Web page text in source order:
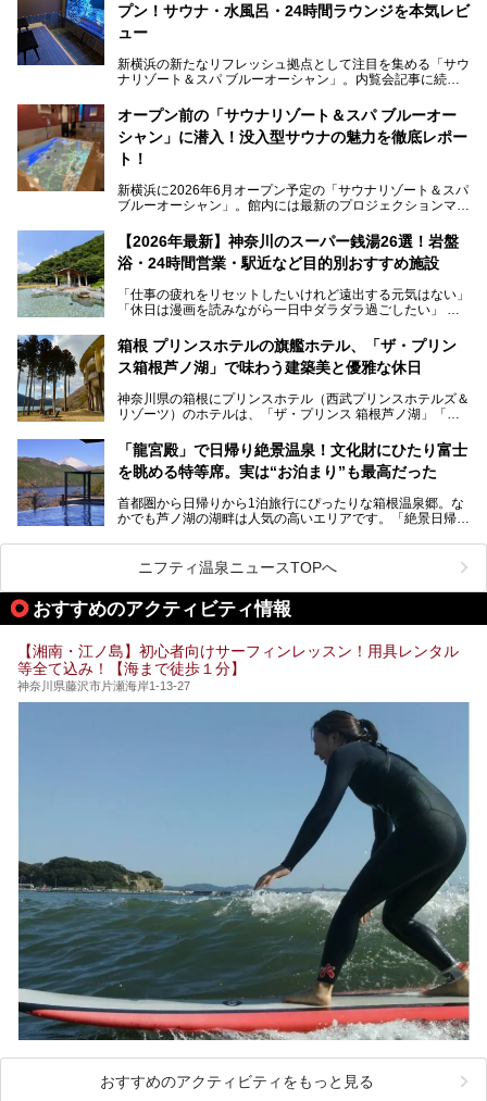
プン！サウナ・水風呂・24時間ラウンジを本気レビ
ュー
新横浜の新たなリフレッシュ拠点として注目を集める「サウ
ナリゾート＆スパ ブルーオーシャン」。内覧会記事に続
す。サウナや水風呂の気持ちよさはもちろん、リラックスス
ペースの過ごしやすさまで徹底チェック。新横浜エリアで日
常の疲れをリセットしたい人、ライブやスポーツ観戦遠征組
は必見です。
オープン前の「サウナリゾート＆スパ ブルーオー
シャン」に潜入！没入型サウナの魅力を徹底レポー
ト！
新横浜に2026年6月オープン予定の「サウナリゾート＆スパ
ブルーオーシャン」。館内には最新のプロジェクションマッ
的な“没入感（イマーシブ）”を体験できます。
今回は、そんな大注目の施設に一足先にお邪魔し、その全貌
を見学させていただきました！
サウナ室の中に咲き誇る桜、魚たちが泳ぐ水風呂、そしてバ
リのビーチを思わせる休憩スペース…。驚きの連続だった館
内の様子をレポートします！
【2026年最新】神奈川のスーパー銭湯26選！岩盤
浴・24時間営業・駅近など目的別おすすめ施設
「仕事の疲れをリセットしたいけれど遠出する元気はない」
「休日は漫画を読みながら一日中ダラダラ過ごしたい」
たい」
そんな「癒やされたい」という願いを叶えてくれるのが、神
神奈川県には、サウナや岩盤浴、一日中遊べるエンタメ施設
など、“非日常”を味わえるスーパー銭湯が数多く揃っていま
う」という人も多いはず。
そこで今回は、神奈川県内の人気施設26選を「安さ」「岩
業」「駅近」など、目的別に厳選して紹介します。
今の気分にぴったりの施設を見つけて、最高のリフレッシュ
箱根 プリンスホテルの旗艦ホテル、「ザ・プリン
ス箱根芦ノ湖」で味わう建築美と優雅な休日
神奈川県の箱根にプリンスホテル（西武プリンスホテルズ＆
リゾーツ）のホテルは、「ザ・プリンス 箱根芦ノ湖」「芦
「箱根仙石原プリンスホテル」と4軒あり、今回ご紹介する
「ザ・プリンス 箱根芦ノ湖」は、その中でもフラッグシッ
プ（旗艦）に位置づけられる特別なホテルです。
昭和の日本を代表する建築家の一人、村野藤吾が芦ノ湖の畔
に建てた桃源郷のようなホテルがここ。自家源泉の温泉や、
提供元：株式会社西武・プリンスホテルズワールドワイド
【PR】
この記事はザ・プリンス 箱根芦ノ湖のPR記事です。
「龍宮殿」で日帰り絶景温泉！文化財にひたり富士
を眺める特等席。実は“お泊まり”も最高だった
首都圏から日帰りから1泊旅行にぴったりな箱根温泉郷。な
かでも芦ノ湖の湖畔は人気の高いエリアです。「絶景日帰り
が楽しめるまさに眺望自慢の日帰り温泉。
そしてここは全24室の「箱根 芦ノ湖畔蛸川温泉 龍宮殿」と
して宿泊もできます。宿泊者は「龍宮殿本館」の営業時間に
加えて、朝6時からの宿泊者専用時間帯にも「龍宮殿本館」
のお風呂が利用できます。
今回は日帰り温泉としての「絶景日帰り温泉 龍宮殿本館
（以下、龍宮殿本館）」と、旅館としての「箱根 芦ノ湖畔
蛸川温泉 龍宮殿（以下、龍宮殿）」の両方の魅力をたっぷ
りお伝えします！
ここは箱根神社、九頭龍神社、白龍神社、箱根元宮と箱根の
4つの神社に囲まれたパワースポットです。
提供元：株式会社西武・プリンスホテルズワールドワイド
この記事は箱根 芦ノ湖畔蛸川温泉 龍宮殿のPR記事です。
ニフティ温泉ニュースTOPへ
おすすめのアクティビティ情報
【湘南・江ノ島】初心者向けサーフィンレッスン！用具レンタル
等全て込み！【海まで徒歩１分】
神奈川県藤沢市片瀬海岸1-13-27
おすすめのアクティビティをもっと見る